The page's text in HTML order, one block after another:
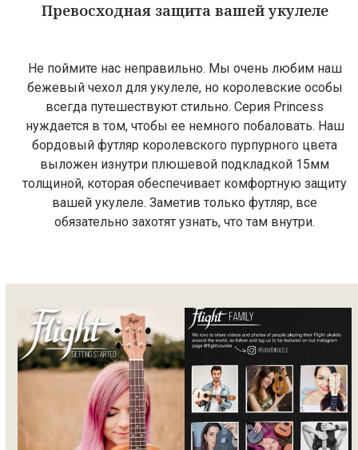
Превосходная защита вашей укулеле
Не поймите нас неправильно. Мы очень любим наш
бежевый чехол для укулеле, но королевские особы
всегда путешествуют стильно. Серия Princess
нуждается в том, чтобы ее немного побаловать. Наш
бордовый футляр королевского пурпурного цвета
выложен изнутри плюшевой подкладкой 15мм
толщиной, которая обеспечивает комфортную защиту
вашей укулеле. Заметив только футляр, все
обязательно захотят узнать, что там внутри.